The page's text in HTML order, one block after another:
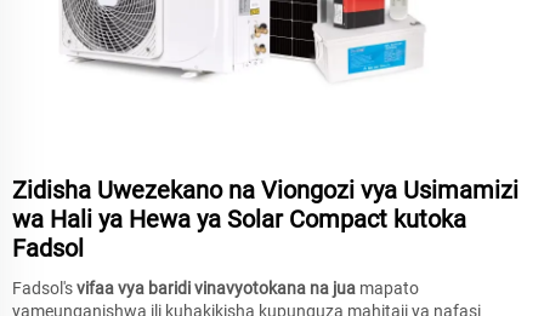
Zidisha Uwezekano na Viongozi vya Usimamizi
wa Hali ya Hewa ya Solar Compact kutoka
Fadsol
Fadsol'svifaa vya baridi vinavyotokana na jua mapato
yameunganishwa ili kuhakikisha kupunguza mahitaji ya nafasi